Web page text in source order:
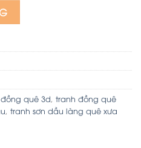
quê xưa mùa gặt lúa chín 26
quê 3d, tranh đồng quê
, tranh sơn dầu làng quê xưa